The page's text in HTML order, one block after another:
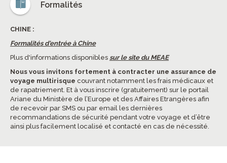
Formalités
CHINE :
Formalités d'entrée à Chine
Plus d'informations disponibles sur le site du MEAE
Nous vous invitons fortement à contracter une assurance de
voyage multirisque couvrant notamment les frais médicaux et
de rapatriement. Et à vous inscrire (gratuitement) sur le portail
Ariane du Ministère de l’Europe et des Affaires Etrangères afin
de recevoir par SMS ou par email les dernières
recommandations de sécurité pendant votre voyage et d’être
ainsi plus facilement localisé et contacté en cas de nécessité.